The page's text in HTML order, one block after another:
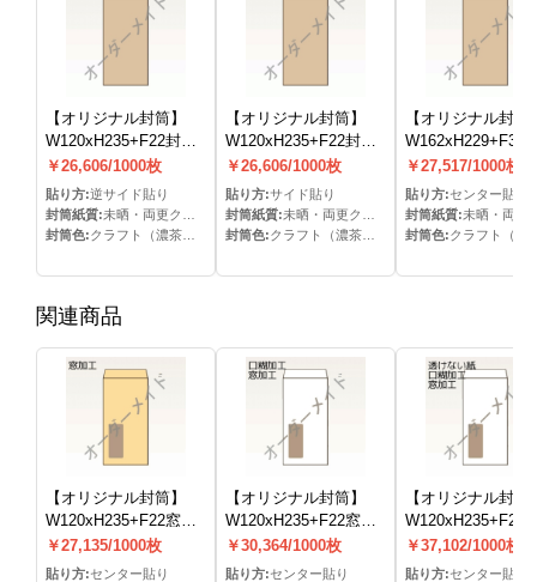
【オリジナル封筒】
W120xH235+F22封筒
(なし)(逆S貼)
￥26,606/1000枚
貼り方:逆サイド貼り
封筒紙質:未晒・両更クラフト
封筒色:クラフト（濃茶）色
【オリジナル封筒】
W120xH235+F22封筒
(なし)(S貼)
￥26,606/1000枚
貼り方:サイド貼り
封筒紙質:未晒・両更クラフト
封筒色:クラフト（濃茶）色
【オリジナル封筒
W162xH229+F30
(なし)(C貼)
￥27,517/1000枚
貼り方:センター貼り
封筒紙質:未晒・両更クラフ
封筒色:クラフト（濃茶）
関連商品
【オリジナル封筒】
W120xH235+F22窓明
封筒(なし)(C貼)
￥27,135/1000枚
貼り方:センター貼り
【オリジナル封筒】
W120xH235+F22窓明
封筒(15mmテープ)(C
貼)
￥30,364/1000枚
貼り方:センター貼り
【オリジナル封筒
W120xH235+F22
封筒(10mmテープ
貼)
￥37,102/1000枚
貼り方:センター貼り